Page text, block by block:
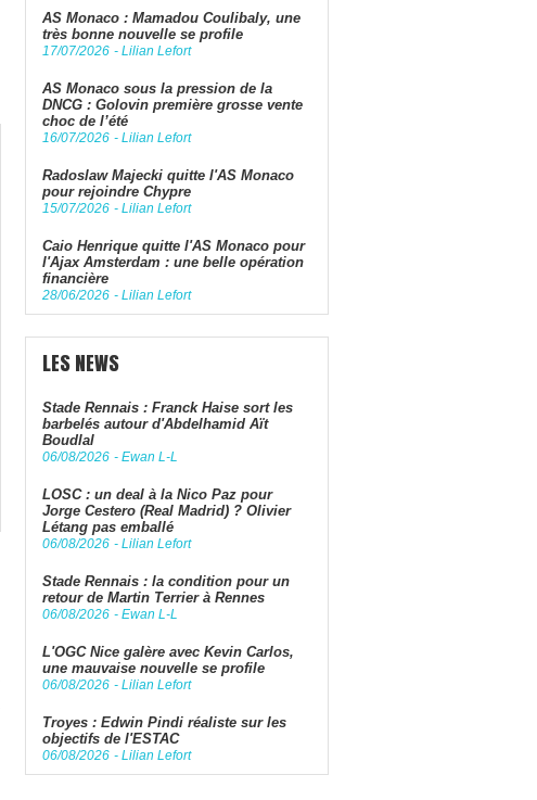
AS Monaco : Mamadou Coulibaly, une
très bonne nouvelle se profile
17/07/2026 - Lilian Lefort
AS Monaco sous la pression de la
DNCG : Golovin première grosse vente
choc de l’été
16/07/2026 - Lilian Lefort
Radoslaw Majecki quitte l'AS Monaco
pour rejoindre Chypre
15/07/2026 - Lilian Lefort
Caio Henrique quitte l'AS Monaco pour
l'Ajax Amsterdam : une belle opération
financière
28/06/2026 - Lilian Lefort
LES NEWS
Stade Rennais : Franck Haise sort les
barbelés autour d'Abdelhamid Aït
Boudlal
06/08/2026 - Ewan L-L
LOSC : un deal à la Nico Paz pour
Jorge Cestero (Real Madrid) ? Olivier
Létang pas emballé
06/08/2026 - Lilian Lefort
Stade Rennais : la condition pour un
retour de Martin Terrier à Rennes
06/08/2026 - Ewan L-L
L'OGC Nice galère avec Kevin Carlos,
une mauvaise nouvelle se profile
06/08/2026 - Lilian Lefort
Troyes : Edwin Pindi réaliste sur les
objectifs de l'ESTAC
06/08/2026 - Lilian Lefort